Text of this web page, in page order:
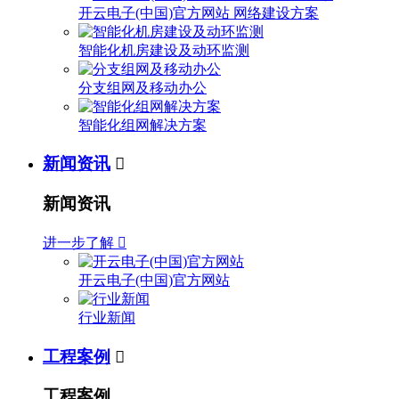
开云电子(中国)官方网站 网络建设方案
智能化机房建设及动环监测
分支组网及移动办公
智能化组网解决方案
新闻资讯 
新闻资讯
进一步了解 
开云电子(中国)官方网站
行业新闻
工程案例 